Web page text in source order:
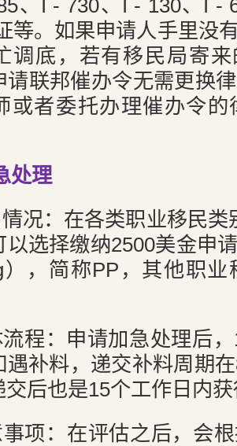
、I - 730、I - 130、I -
等。如果申请人手里没
调底，若有移民局寄
请联邦催办令无需更换
或者委托办理催办令
处理
况：在各类职业移民
以选择缴纳2500美金申
），简称PP，其他职
程：申请加急处理后
遇补料，递交补料周期
交后也是15个工作日内
项：在评估之后，会